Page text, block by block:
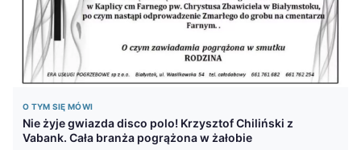
O TYM SIĘ MÓWI
Nie żyje gwiazda disco polo! Krzysztof Chiliński z
Vabank. Cała branża pogrążona w żałobie